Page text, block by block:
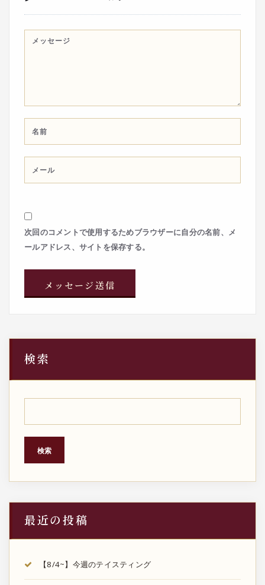
次回のコメントで使用するためブラウザーに自分の名前、メ
ールアドレス、サイトを保存する。
検索
検索
最近の投稿
【8/4~】今週のテイスティング